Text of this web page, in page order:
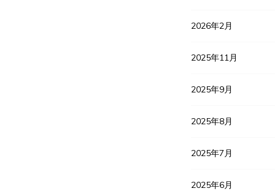
2026年2月
2025年11月
2025年9月
2025年8月
2025年7月
2025年6月